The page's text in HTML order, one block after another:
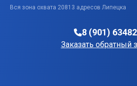
Вся зона охвата 20813 адресов Липецка
8 (901)
Заказать обратный